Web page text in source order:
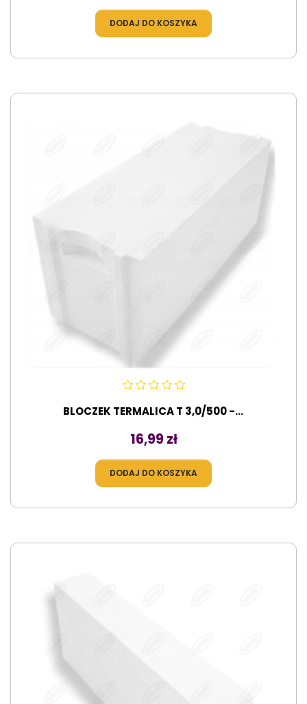
DODAJ DO KOSZYKA
BLOCZEK TERMALICA T 3,0/500 -...
Cena
16,99 zł
DODAJ DO KOSZYKA